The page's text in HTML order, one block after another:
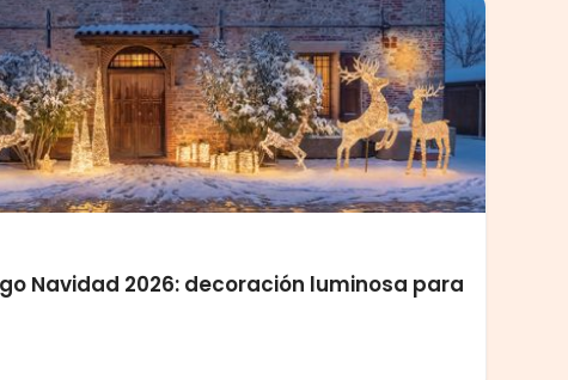
Navidad 2026: decoración luminosa para